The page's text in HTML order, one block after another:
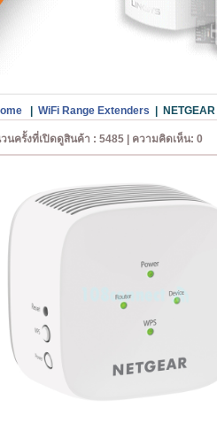
| WiFi Range Extenders
นครั้งที่เปิดดูสินค้า : 5485 | ความคิดเห็น: 0